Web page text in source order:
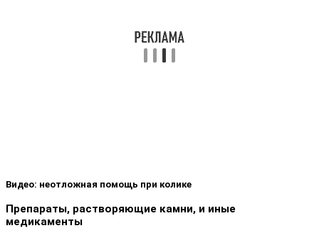
Видео: неотложная помощь при колике
Препараты, растворяющие камни, и иные
медикаменты